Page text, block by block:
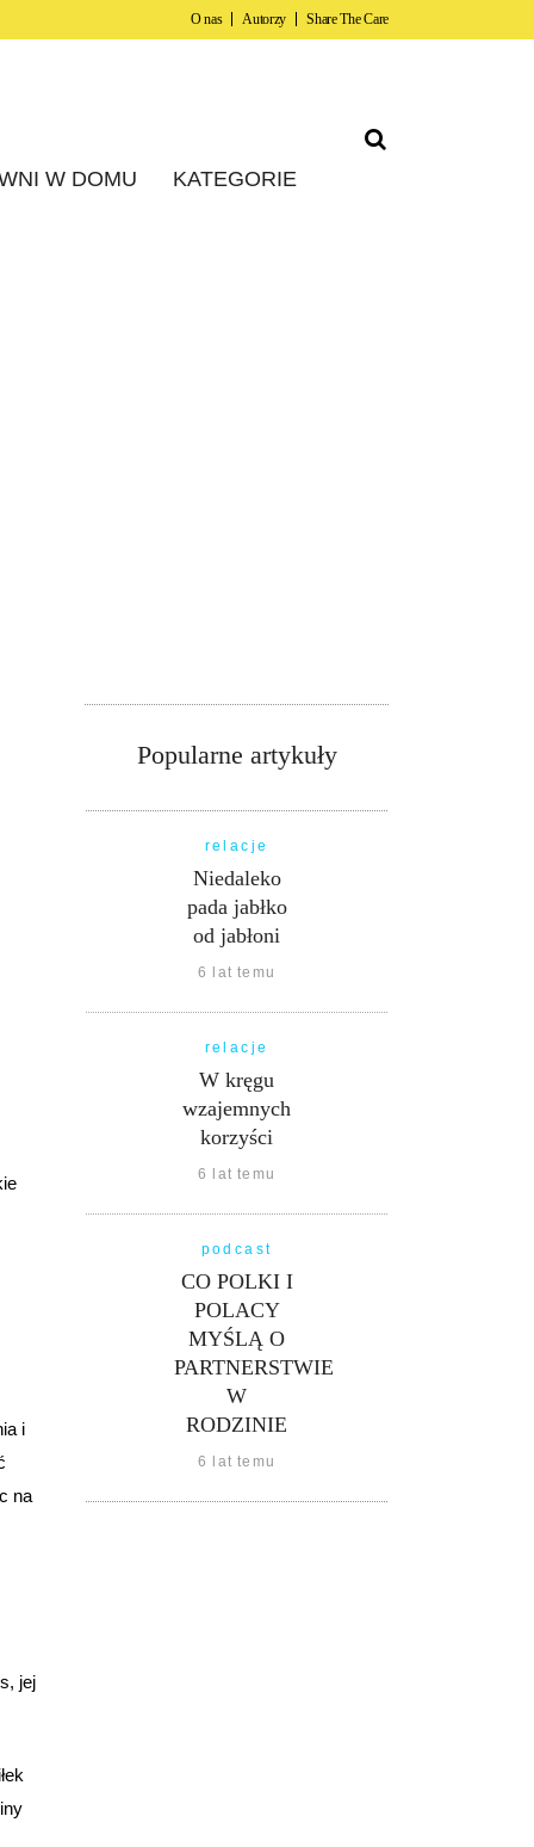
O nas Autorzy Share The Care
W DOMU KATEGORIE
i
na
jej
Popularne artykuły
relacje
Niedaleko
pada jabłko
od jabłoni
6 lat temu
relacje
W kręgu
wzajemnych
korzyści
6 lat temu
podcast
CO POLKI I
POLACY
MYŚLĄ O
PARTNERSTWIE
W
RODZINIE
6 lat temu